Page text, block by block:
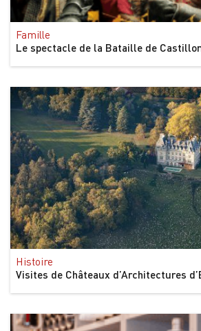
Famille
Le spectacle de la Bataille de
Histoire
Visites de Châteaux d’Architectures